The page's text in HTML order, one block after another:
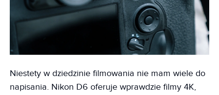
Niestety w dziedzinie filmowania nie mam wiele do
napisania. Nikon D6 oferuje wprawdzie filmy 4K,